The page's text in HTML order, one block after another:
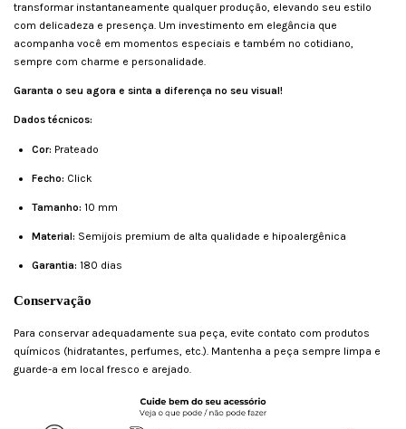
transformar instantaneamente qualquer produção, elevando seu estilo
com delicadeza e presença. Um investimento em elegância que
acompanha você em momentos especiais e também no cotidiano,
sempre com charme e personalidade.
Garanta o seu agora e sinta a diferença no seu visual!
Dados técnicos:
Cor: Prateado
Fecho: Click
Tamanho: 10 mm
Material: Semijois premium de alta qualidade e hipoalergênica
Garantia: 180 dias
Conservação
Para conservar adequadamente sua peça, evite contato com produtos
químicos (hidratantes, perfumes, etc.). Mantenha a peça sempre limpa e
guarde-a em local fresco e arejado.